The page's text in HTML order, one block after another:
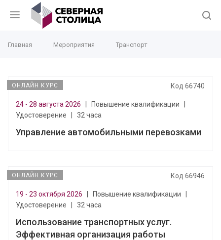
Главная Мероприятия Транспорт
ОНЛАЙН КУРС Код 66740
24 - 28 августа 2026 Повышение квалификации
Удостоверение
32 часа
Управление автомобильными перевозками
ОНЛАЙН КУРС Код 66946
19 - 23 октября 2026 Повышение квалификации
Удостоверение
32 часа
Использование транспортных услуг.
Эффективная организация работы